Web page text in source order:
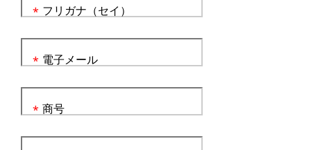
フリガナ（セイ）
*
電子メール
*
商号
*